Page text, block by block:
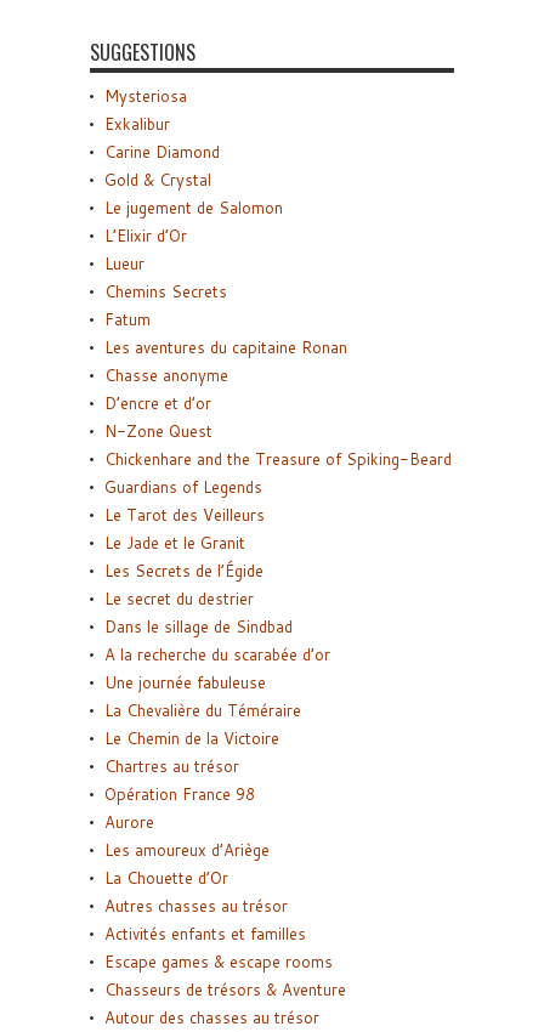
SUGGESTIONS
Mysteriosa
Exkalibur
Carine Diamond
Gold & Crystal
Le jugement de Salomon
L’Elixir d’Or
Lueur
Chemins Secrets
Fatum
Les aventures du capitaine Ronan
Chasse anonyme
D’encre et d’or
N-Zone Quest
Chickenhare and the Treasure of Spiking-Beard
Guardians of Legends
Le Tarot des Veilleurs
Le Jade et le Granit
Les Secrets de l’Égide
Le secret du destrier
Dans le sillage de Sindbad
A la recherche du scarabée d’or
Une journée fabuleuse
La Chevalière du Téméraire
Le Chemin de la Victoire
Chartres au trésor
Opération France 98
Aurore
Les amoureux d’Ariège
La Chouette d’Or
Autres chasses au trésor
Activités enfants et familles
Escape games & escape rooms
Chasseurs de trésors & Aventure
Autour des chasses au trésor